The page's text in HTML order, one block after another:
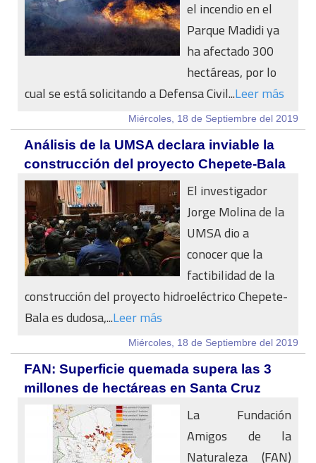
el incendio en el
Parque Madidi ya
ha afectado 300
hectáreas, por lo
cual se está solicitando a Defensa Civil...Leer más
Miércoles, 18 de Septiembre del 2019
Análisis de la UMSA declara inviable la
construcción del proyecto Chepete-Bala
El investigador
Jorge Molina de la
UMSA dio a
conocer que la
factibilidad de la
construcción del proyecto hidroeléctrico Chepete-
Bala es dudosa,...Leer más
Miércoles, 18 de Septiembre del 2019
FAN: Superficie quemada supera las 3
millones de hectáreas en Santa Cruz
La Fundación
Amigos de la
Naturaleza (FAN)